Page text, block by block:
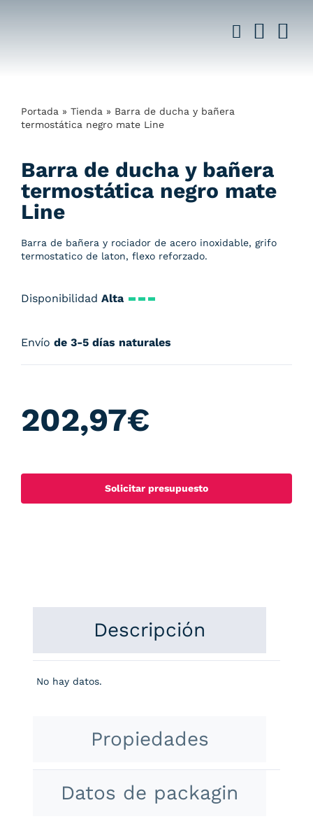
Portada » Tienda » Barra de ducha y bañera
termostática negro mate Line
Barra de ducha y bañera
termostática negro mate
Line
Barra de bañera y rociador de acero inoxidable, grifo
termostatico de laton, flexo reforzado.
Disponibilidad Alta
Envío de 3-5 días naturales
202,97€
Solicitar presupuesto
Descripción
No hay datos.
Propiedades
Datos de packagin